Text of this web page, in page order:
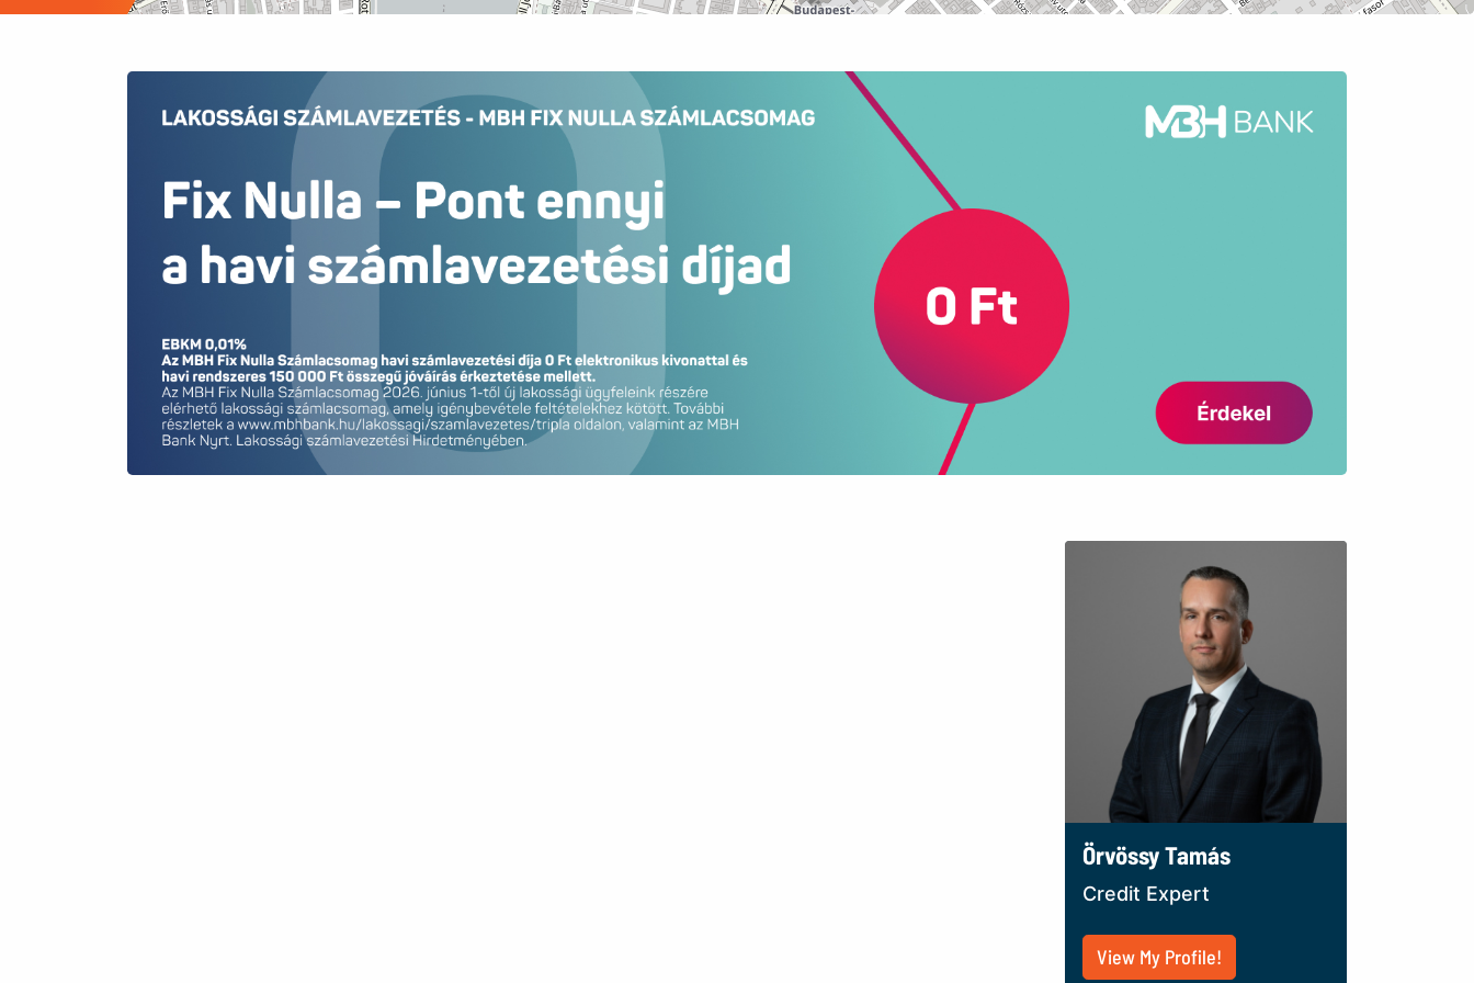
elismert, magas színvonalú oktatási intézményei és iskolái, melyek a családosok
Világszínvonalú Közlekedés: Kiváló közlekedési csomópontok közelsége (M3 metró,
4-es 6-os villamos, trolibuszok) garantálja, hogy a belváros bármely pontja,
egyetemek és az üzleti negyedek is percek alatt elérhetőek – akár
tömegközlekedéssel, akár autóval, akár kerékpárral indul útnak.
EXKLUZÍV BEFEKTETÉSI LEHETŐSÉG
Az ingatlanpiacon Újlipótváros az egyik legstabilabb és legértékállóbb lokáció. A
lakás a felújítást követően – elhelyezkedése és parametrizálhatósága miatt –
hatalmas értéknövekedés előtt áll. Prémium kategóriás bérleményként vagy hosszú
távú családi fészekként is kiemelkedő megtérülést biztosít.
Ne hagyja ki ezt a ritka alkalmat! Az ilyen adottságú, Bauhaus jellegű épületben lévő,
Örvössy Tamás
Credit Expert
View My Profile!